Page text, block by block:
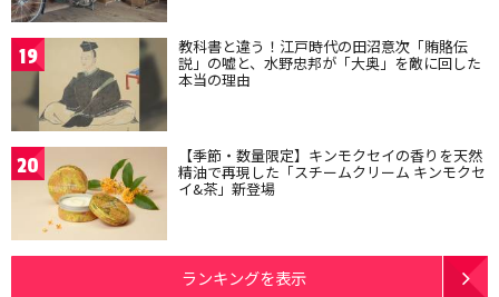
19 教科書と違う！江戸時代の田沼意次「賄賂伝
説」の嘘と、水野忠邦が「大奥」を敵に回した
本当の理由
20 【季節・数量限定】キンモクセイの香りを天然
精油で再現した「スチームクリーム キンモクセ
イ&茶」新登場
ランキングを表示